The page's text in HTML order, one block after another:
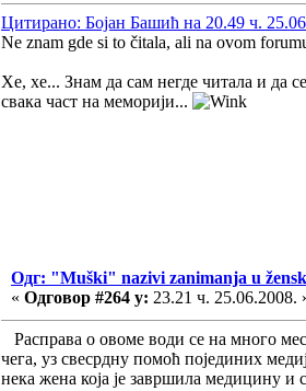
Цитирано: Бојан Башић на 20.49 ч.
Ne znam gde si to čitala, ali na ovom
Хе, хе... Знам да сам негде читала и да
свака част на меморији...
Одг: "Muški" nazivi zanimanja u
« Одговор #264 у: 23.21 ч. 25.06.2008.
Расправа о овоме води се на много
чега, уз свесрдну помоћ појединих
нека жена која је завршила медицину и